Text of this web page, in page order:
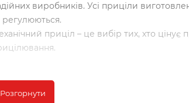
виробників. Усі приціли
регулюються.
приціл – це вибір тих, хто цінує
якісні механічні приціли з
доступна ціна.
Розгорнути